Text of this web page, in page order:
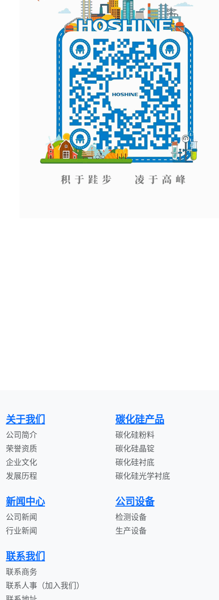
关于我们
公司简介
荣誉资质
企业文化
发展历程
碳化硅产品
碳化硅粉料
碳化硅晶锭
碳化硅衬底
碳化硅光学衬底
新闻中心
公司新闻
行业新闻
公司设备
检测设备
生产设备
联系我们
联系商务
联系人事（加入我们）